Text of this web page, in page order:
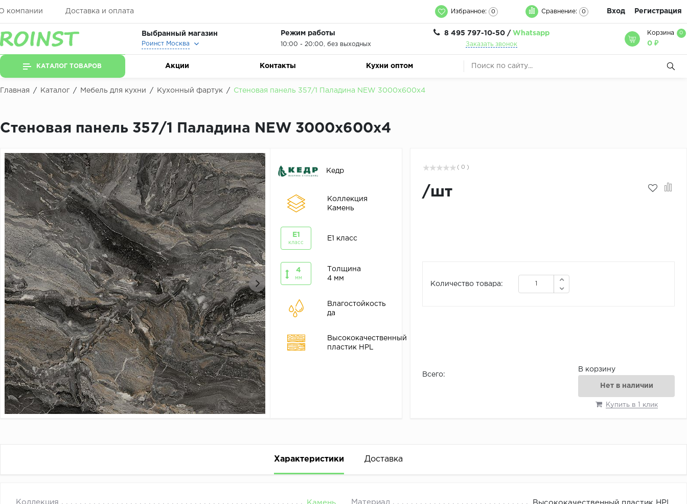
компании Доставка и оплата Избранное: 0 Сравнение: 0 Вход Регистрация
Выбранный магазин
Роинст Москва
Режим работы
10:00 - 20:00, без выходных
8 495 797-10-50 / Whatsapp
Заказать звонок
Корзина 0
0 ₽
КАТАЛОГ ТОВАРОВ Акции Контакты Кухни оптом
Главная / Каталог / Мебель для кухни / Кухонный фартук / Стеновая панель 357/1 Паладина NEW 3000х600х4
Стеновая панель 357/1 Паладина NEW 3000х600х4
Кедр
Коллекция
Камень
E1
класс
E1 класс
4
мм
Толщина
4 мм
Влагостойкость
да
Высококачественный
пластик HPL
( 0 )
/шт
Количество товара:
Всего:
В корзину
Нет в наличии
Купить в 1 клик
Характеристики Доставка
Коллекция Материал